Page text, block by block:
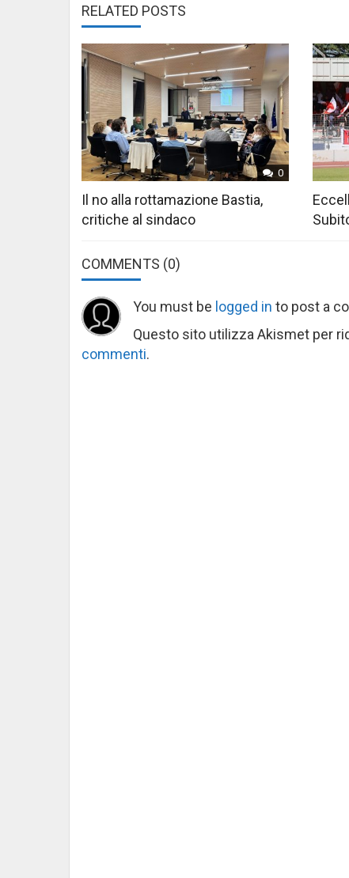
RELATED POSTS
0
Il no alla rottamazione Bastia,
critiche al sindaco
COMMENTS (0)
You must be logged in to post a
Questo sito utilizza Akismet per
commenti.